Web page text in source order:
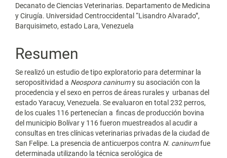
Decanato de Ciencias Veterinarias. Departamento de Medicina
y Cirugía. Universidad Centroccidental “Lisandro Alvarado”,
Barquisimeto, estado Lara, Venezuela
Resumen
Se realizó un estudio de tipo exploratorio para determinar la
seropositividad a Neospora caninumy su asociación con la
procedencia y el sexo en perros de áreas rurales y urbanas del
estado Yaracuy, Venezuela. Se evaluaron en total 232 perros,
de los cuales 116 pertenecían a fincas de producción bovina
del municipio Bolívar y 116 fueron muestreados al acudir a
consultas en tres clínicas veterinarias privadas de la ciudad de
San Felipe. La presencia de anticuerpos contra N. caninumfue
determinada utilizando la técnica serológica de